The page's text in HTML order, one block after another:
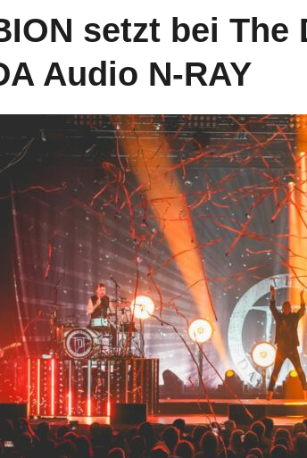
setzt bei The
Audio N-RAY